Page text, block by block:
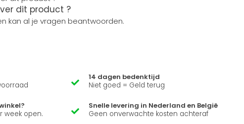
dit product ?
kan al je vragen beantwoorden.
14 dagen bedenktijd
Niet goed = Geld terug
week open.
Snelle levering in Nederland en België
Geen onverwachte kosten achteraf